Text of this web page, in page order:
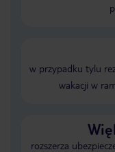
w przypadku tylu
wakacji w
rozszerza